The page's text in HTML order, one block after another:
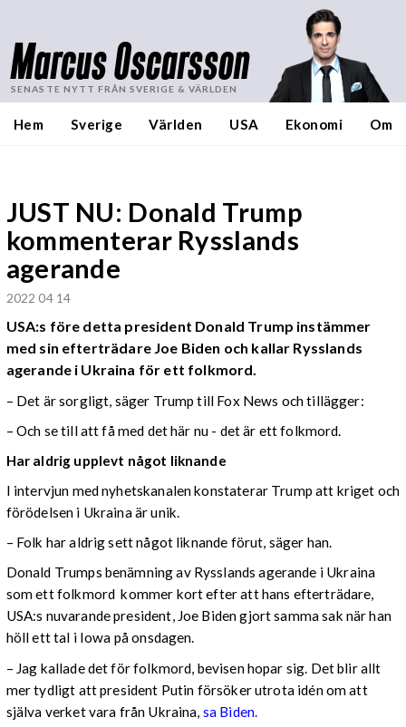
Marcus Oscarsson
SENASTE NYTT FRÅN SVERIGE & VÄRLDEN
Hem Sverige Världen USA Ekonomi Om
JUST NU: Donald Trump
kommenterar Rysslands
agerande
2022 04 14
USA:s före detta president Donald Trump instämmer
med sin efterträdare Joe Biden och kallar Rysslands
agerande i Ukraina för ett folkmord.
– Det är sorgligt, säger Trump till Fox News och tillägger:
– Och se till att få med det här nu - det är ett folkmord.
Har aldrig upplevt något liknande
I intervjun med nyhetskanalen konstaterar Trump att kriget och
förödelsen i Ukraina är unik.
– Folk har aldrig sett något liknande förut, säger han.
Donald Trumps benämning av Rysslands agerande i Ukraina
som ett folkmord kommer kort efter att hans efterträdare,
USA:s nuvarande president, Joe Biden gjort samma sak när han
höll ett tal i Iowa på onsdagen.
– Jag kallade det för folkmord, bevisen hopar sig. Det blir allt
mer tydligt att president Putin försöker utrota idén om att
själva verket vara från Ukraina, sa Biden.